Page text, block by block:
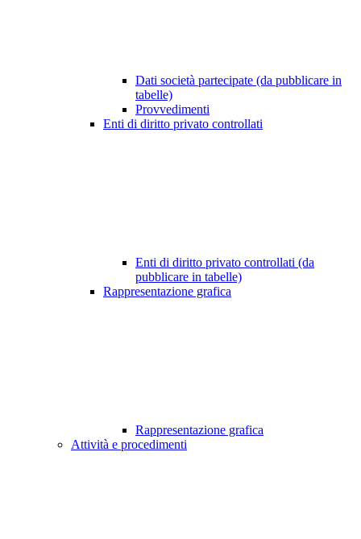
Dati società partecipate (da pubblicare in
tabelle)
Provvedimenti
Enti di diritto privato controllati
Enti di diritto privato controllati (da
pubblicare in tabelle)
Rappresentazione grafica
Rappresentazione grafica
Attività e procedimenti